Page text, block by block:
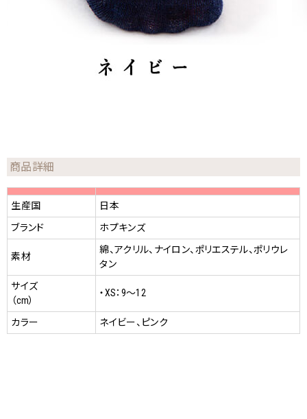
商品詳細
生産国
日本
ブランド
ホプキンズ
素材
綿、アクリル、ナイロン、ポリエステル、ポリウレ
タン
サイズ
（cm）
・XS：9～12
カラー ネイビー、ピンク